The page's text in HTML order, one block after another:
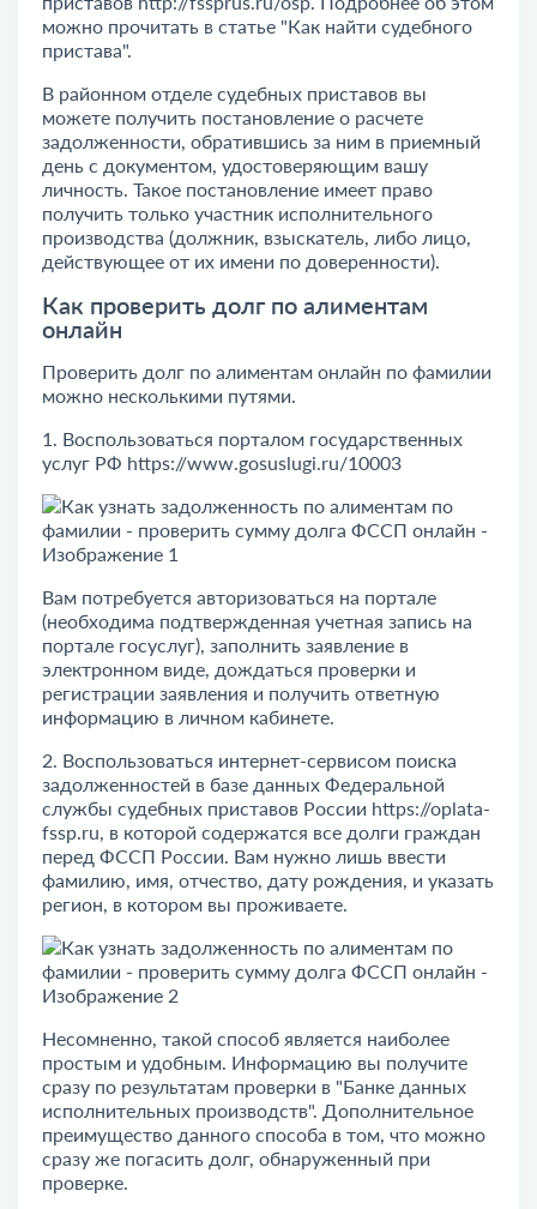
можно прочитать в статье "Как найти судебного
пристава".
В районном отделе судебных приставов вы
можете получить постановление о расчете
задолженности, обратившись за ним в приемный
день с документом, удостоверяющим вашу
личность. Такое постановление имеет право
получить только участник исполнительного
производства (должник, взыскатель, либо лицо,
действующее от их имени по доверенности).
Как проверить долг по алиментам
онлайн
Проверить долг по алиментам онлайн по фамилии
можно несколькими путями.
1. Воспользоваться порталом государственных
услуг РФ https://www.gosuslugi.ru/10003
Вам потребуется авторизоваться на портале
(необходима подтвержденная учетная запись на
портале госуслуг), заполнить заявление в
электронном виде, дождаться проверки и
регистрации заявления и получить ответную
информацию в личном кабинете.
2. Воспользоваться интернет-сервисом поиска
задолженностей в базе данных Федеральной
службы судебных приставов России https://oplata-
fssp.ru, в которой содержатся все долги граждан
перед ФССП России. Вам нужно лишь ввести
фамилию, имя, отчество, дату рождения, и указать
регион, в котором вы проживаете.
Несомненно, такой способ является наиболее
простым и удобным. Информацию вы получите
сразу по результатам проверки в "Банке данных
исполнительных производств". Дополнительное
преимущество данного способа в том, что можно
сразу же погасить долг, обнаруженный при
проверке.